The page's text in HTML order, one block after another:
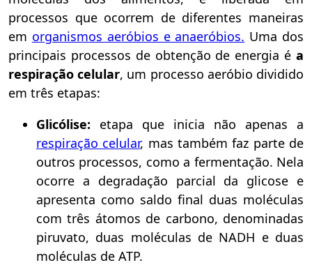
processos que ocorrem de diferentes maneiras
em organismos aeróbios e anaeróbios. Uma dos
principais processos de obtenção de energia é a
respiração celular, um processo aeróbio dividido
em três etapas:
Glicólise: etapa que inicia não apenas a
respiração celular, mas também faz parte de
outros processos, como a fermentação. Nela
ocorre a degradação parcial da glicose e
apresenta como saldo final duas moléculas
com três átomos de carbono, denominadas
piruvato, duas moléculas de NADH e duas
moléculas de ATP.